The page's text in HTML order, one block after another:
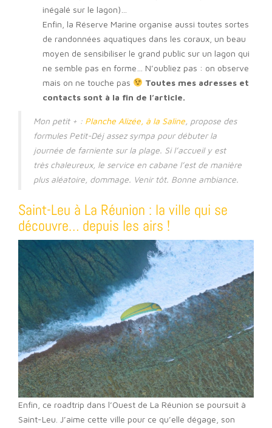
inégalé sur le lagon)…
Enfin, la Réserve Marine organise aussi toutes sortes
de randonnées aquatiques dans les coraux, un beau
moyen de sensibiliser le grand public sur un lagon qui
ne semble pas en forme… N’oubliez pas : on observe
mais on ne touche pas
Toutes mes adresses et
contacts sont à la fin de l’article.
Mon petit + : Planche Alizée, à la Saline , propose des
formules Petit-Déj assez sympa pour débuter la
journée de farniente sur la plage. Si l’accueil y est
très chaleureux, le service en cabane l’est de manière
plus aléatoire, dommage. Venir tôt. Bonne ambiance.
Saint-Leu à La Réunion : la ville qui se
découvre… depuis les airs !
Enfin, ce roadtrip dans l’Ouest de La Réunion se poursuit à
Saint-Leu. J’aime cette ville pour ce qu’elle dégage, son